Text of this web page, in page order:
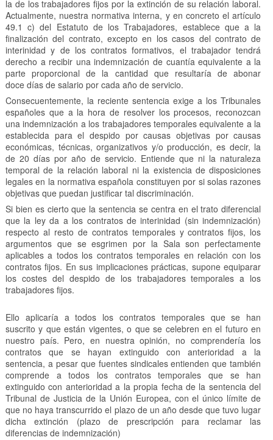
la de los trabajadores fijos por la extinción de su relación laboral.
Actualmente, nuestra normativa interna, y en concreto el artículo
49.1 c) del Estatuto de los Trabajadores, establece que a la
finalización del contrato, excepto en los casos del contrato de
interinidad y de los contratos formativos, el trabajador tendrá
derecho a recibir una indemnización de cuantía equivalente a la
parte proporcional de la cantidad que resultaría de abonar
doce días de salario por cada año de servicio.
Consecuentemente, la reciente sentencia exige a los Tribunales
españoles que a la hora de resolver los procesos, reconozcan
una indemnización a los trabajadores temporales equivalente a la
establecida para el despido por causas objetivas por causas
económicas, técnicas, organizativos y/o producción, es decir, la
de 20 días por año de servicio. Entiende que ni la naturaleza
temporal de la relación laboral ni la existencia de disposiciones
legales en la normativa española constituyen por si solas razones
objetivas que puedan justificar tal discriminación.
Si bien es cierto que la sentencia se centra en el trato diferencial
que la ley da a los contratos de interinidad (sin indemnización)
respecto al resto de contratos temporales y contratos fijos, los
argumentos que se esgrimen por la Sala son perfectamente
aplicables a todos los contratos temporales en relación con los
contratos fijos. En sus implicaciones prácticas, supone equiparar
los costes del despido de los trabajadores temporales a los
trabajadores fijos.
Ello aplicaría a todos los contratos temporales que se han
suscrito y que están vigentes, o que se celebren en el futuro en
nuestro país. Pero, en nuestra opinión, no comprendería los
contratos que se hayan extinguido con anterioridad a la
sentencia, a pesar que fuentes sindicales entienden que también
comprende a todos los contratos temporales que se han
extinguido con anterioridad a la propia fecha de la sentencia del
Tribunal de Justicia de la Unión Europea, con el único límite de
que no haya transcurrido el plazo de un año desde que tuvo lugar
dicha extinción (plazo de prescripción para reclamar las
diferencias de indemnización)